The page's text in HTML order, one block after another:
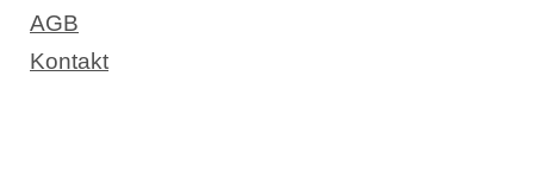
AGB
Kontakt